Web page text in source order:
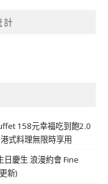
計
158元幸福吃到飽2.0
式料理無限時享用
日慶生 浪漫約會 Fine
新)